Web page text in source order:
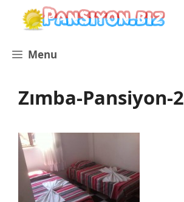
İçeriğe
Menu
Zımba-Pansiyon-2